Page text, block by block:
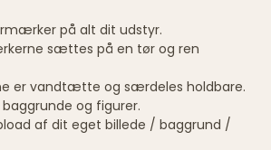
på alt dit udstyr.
sættes på en tør og ren
er vandtætte og særdeles holdbare.
og figurer.
af dit eget billede / baggrund /